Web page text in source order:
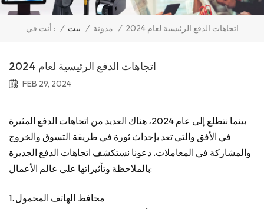
أنت في : / بيت / مدونة / اتجاهات الدفع الرئيسية لعام 2024
اتجاهات الدفع الرئيسية لعام 2024
FEB 29, 2024
بينما نتطلع إلى عام 2024، هناك العديد من اتجاهات الدفع المثيرة
في الأفق والتي تعد بإحداث ثورة في طريقة التسوق والخروج
والمشاركة في المعاملات. دعونا نستكشف اتجاهات الدفع الجديرة
بالملاحظة وتأثيراتها على عالم الأعمال:
1. محافظ الهاتف المحمول